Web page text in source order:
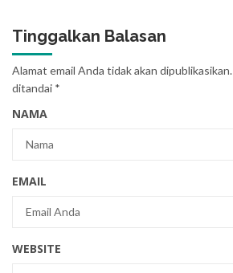
Tinggalkan Balasan
Alamat email Anda tidak akan dipublikasikan.
ditandai *
NAMA
EMAIL
WEBSITE